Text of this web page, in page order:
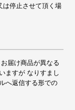
は停止させて頂く場
届け商品が異なる
ますが なりすまし
へ返信する形での